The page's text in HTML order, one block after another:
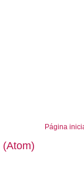
Página
(Atom)